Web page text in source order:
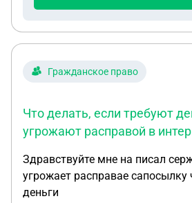
Гражданское право
Что делать, если требуют
угрожают расправой в
Здравствуйте мне на писал
угрожает расправае сапосылку
деньги